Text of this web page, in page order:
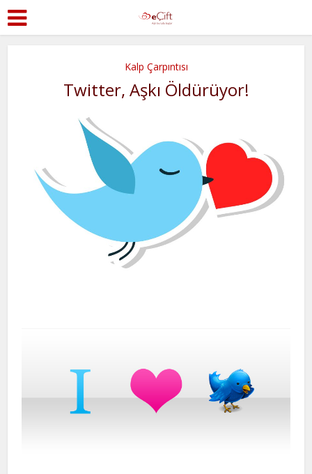
Kalp Çarpıntısı
Twitter, Aşkı Öldürüyor!